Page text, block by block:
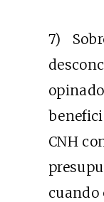
7)
CNH
cuando